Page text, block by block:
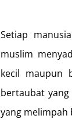
Setiap
muslim
kecil maupun
bertaubat
yang melimpah